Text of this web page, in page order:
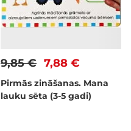
7,88 €
9,85 €
Pirmās zināšanas. Mana
lauku sēta (3-5 gadi)